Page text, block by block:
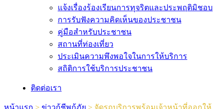
แจ้งเรื่องร้องเรียนการทุจริตและประพฤติมิชอบ
การรับฟังความคิดเห็นของประชาชน
คู่มือสำหรับประชาชน
สถานที่ท่องเที่ยว
ประเมินความพึงพอใจในการให้บริการ
สถิติการใช้บริการประชาชน
ติดต่อเรา
หน้าแรก > ข่าวกู้ชีพกู้ภัย > จัดรถบริการพร้อมเจ้าหน้าที่ออกให้